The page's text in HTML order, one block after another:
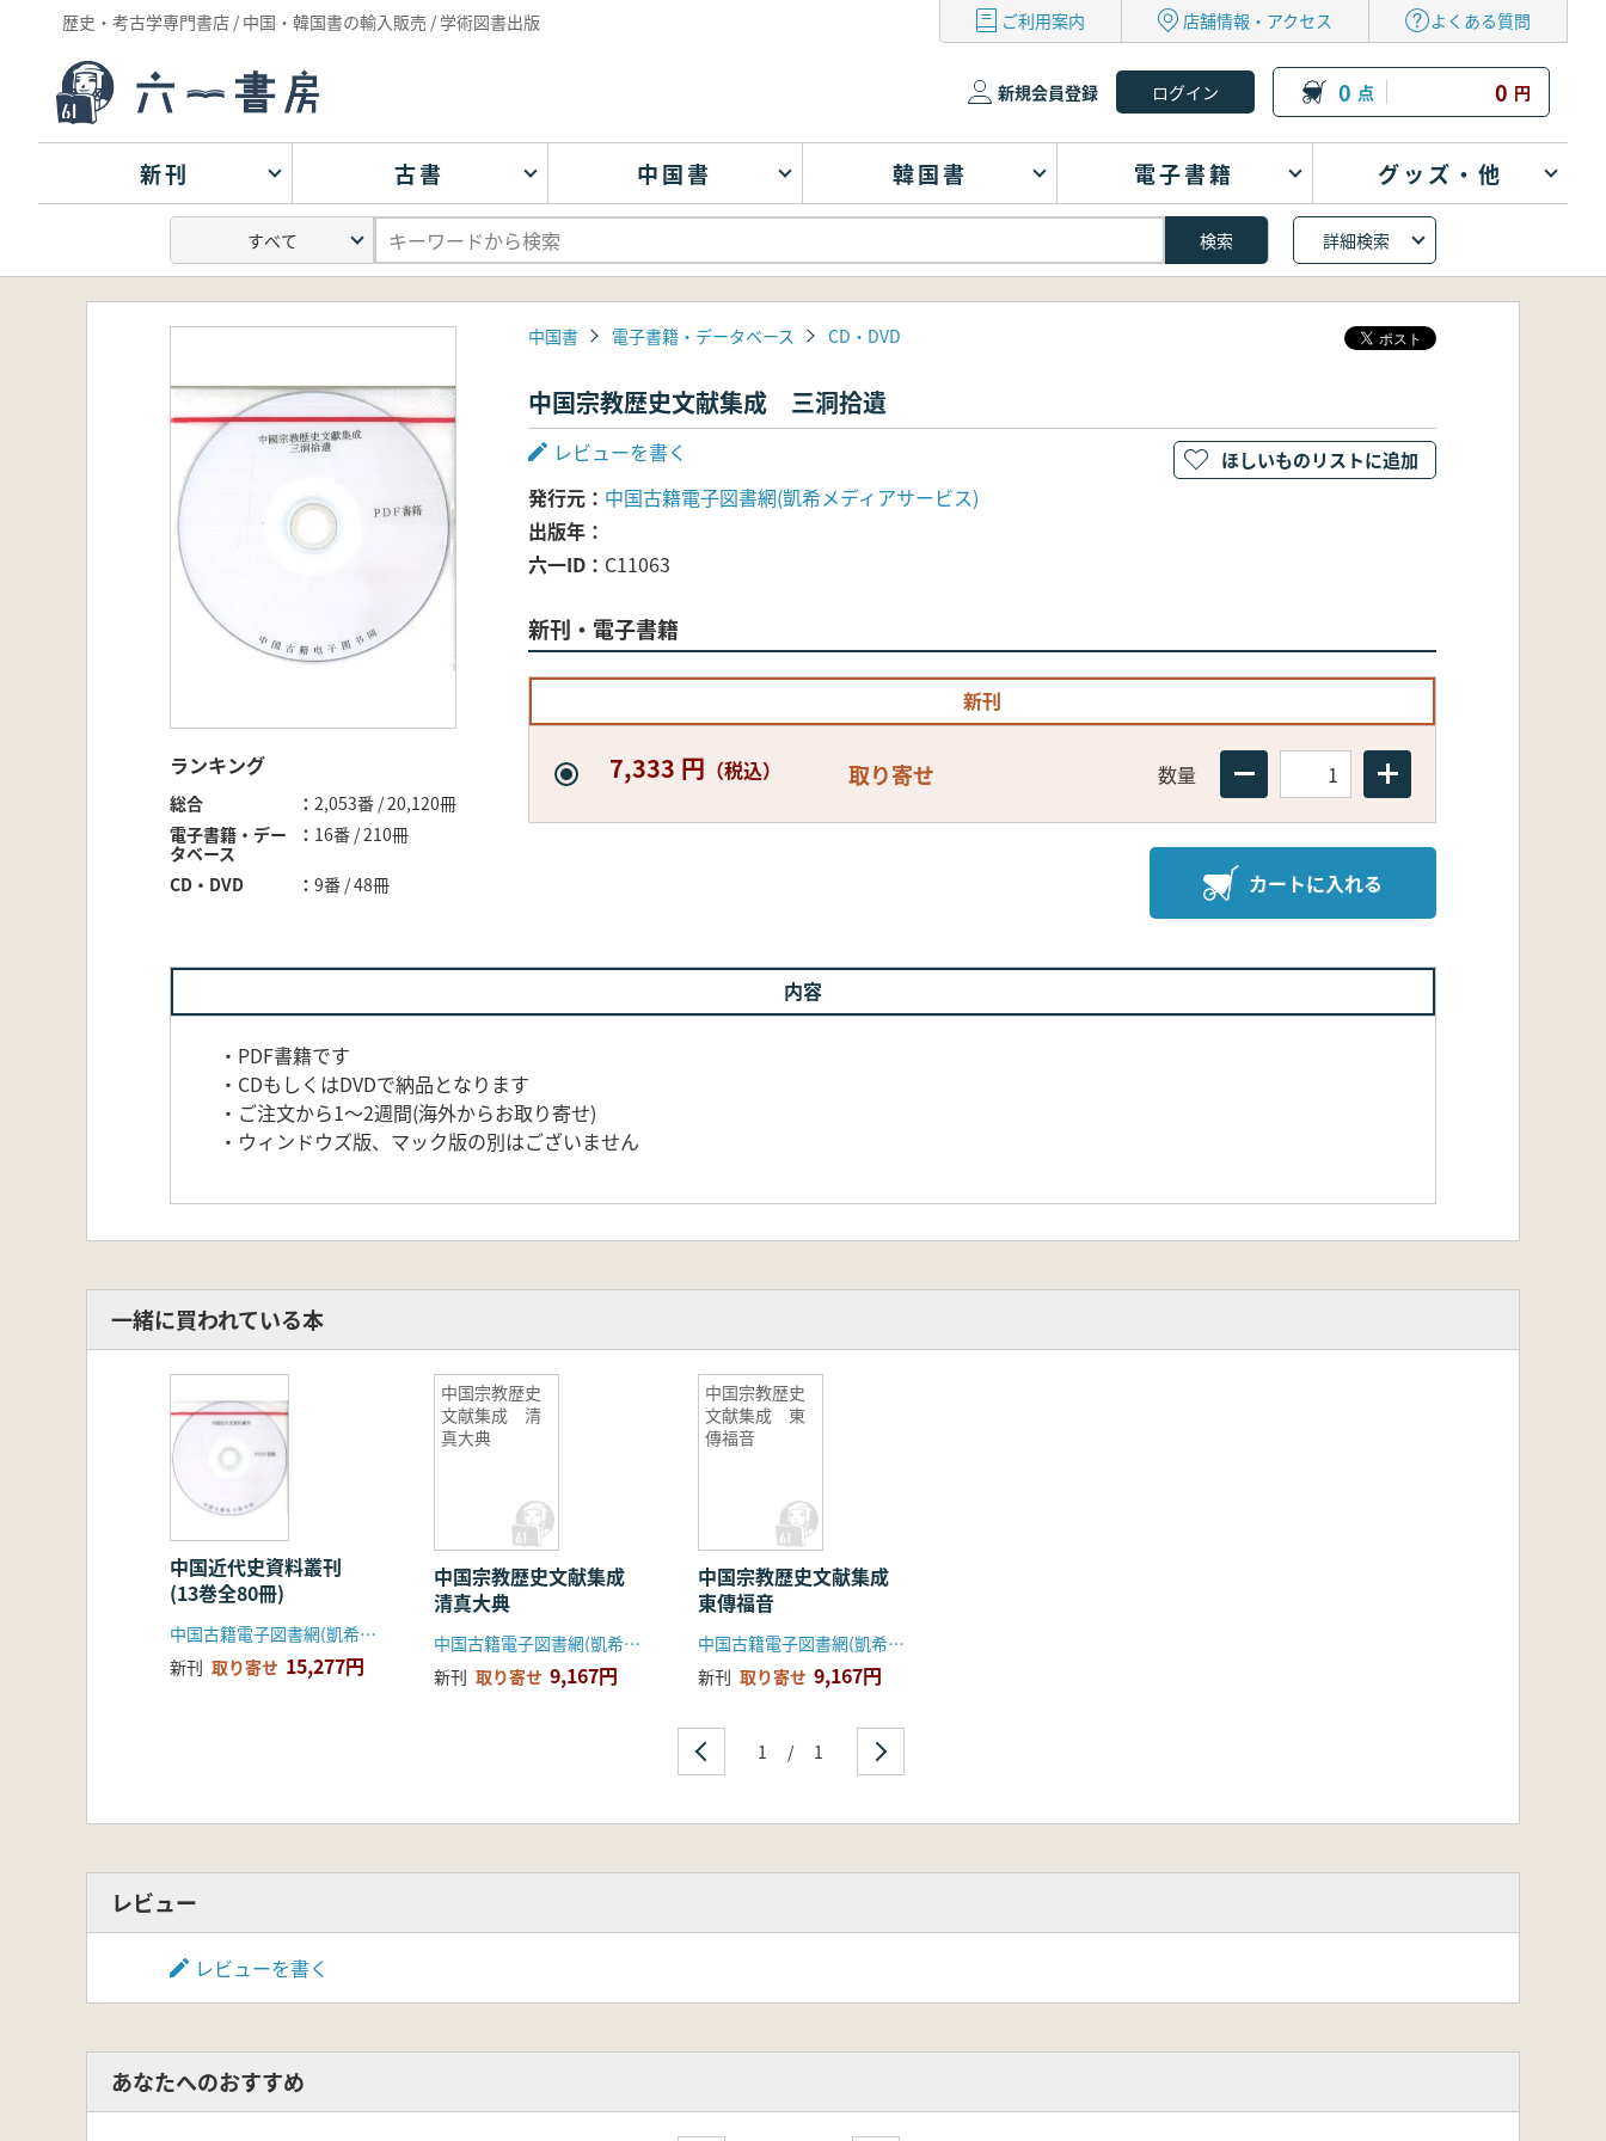
歴史・考古学専門書店 / 中国・韓国書の輸入販売 / 学術図書出版 ご利用案内 店舗情報・アクセス よくある質問
新規会員登録 0 点 0 円
新刊 古書 中国書 韓国書 電子書籍 グッズ・他
詳細検索
ランキング
総合
2,053番 / 20,120冊
電子書籍・デー
タベース
16番 / 210冊
CD・DVD 9番 / 48冊
中国書 電子書籍・データベース CD・DVD
中国宗教歴史文献集成 三洞拾遺
レビューを書く
発行元
中国古籍電子図書網(凱希メディアサービス)
出版年
六一ID
C11063
新刊・電子書籍
新刊
7,333 円 （税込） 取り寄せ 数量
カートに入れる
ほしいものリストに追加
内容
・PDF書籍です
・CDもしくはDVDで納品となります
・ご注文から1～2週間(海外からお取り寄せ)
・ウィンドウズ版、マック版の別はございません
一緒に買われている本
中国近代史資料叢刊
(13巻全80冊)
中国古籍電子図書網(凱希メディアサービス)
新刊 取り寄せ 15,277円
中国宗教歴史
文献集成 清
真大典
中国宗教歴史文献集成
清真大典
中国古籍電子図書網(凱希メディアサービス)
新刊 取り寄せ 9,167円
中国宗教歴史
文献集成 東
傳福音
中国宗教歴史文献集成
東傳福音
中国古籍電子図書網(凱希メディアサービス)
新刊 取り寄せ 9,167円
1 / 1
レビュー
レビューを書く
あなたへのおすすめ